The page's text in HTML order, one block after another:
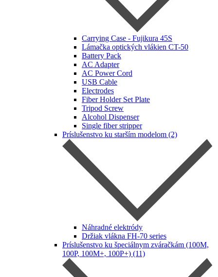
Carrying Case - Fujikura 45S
Lámačka optických vlákien CT-50
Battery Pack
AC Adapter
AC Power Cord
USB Cable
Electrodes
Fiber Holder Set Plate
Tripod Screw
Alcohol Dispenser
Single fiber stripper
Príslušenstvo ku starším modelom (2)
Náhradné elektródy
Držiak vlákna FH-70 series
Príslušenstvo ku špeciálnym zváračkám (100M,
100P, 100M+, 100P+) (11)